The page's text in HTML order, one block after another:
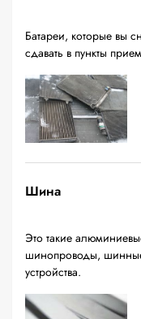
Батареи, которые вы
сдавать в пункты
Шина
Это такие
шинопроводы,
устройства.